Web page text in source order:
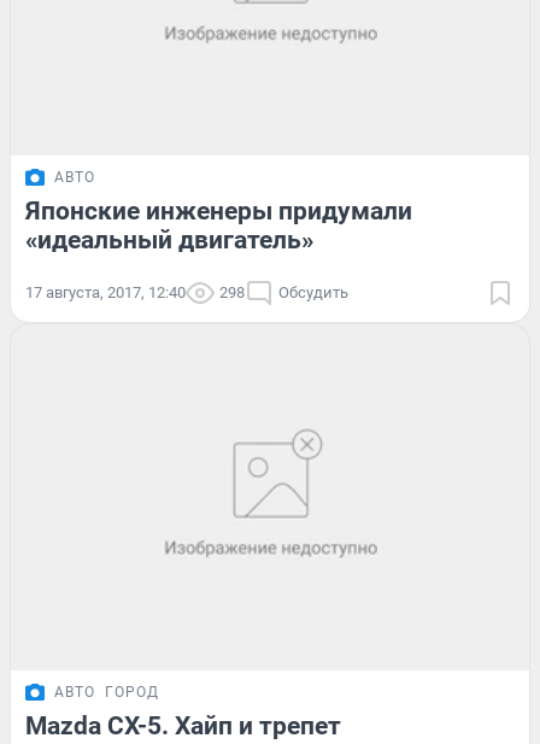
АВТО
Японские инженеры придумали
«идеальный двигатель»
17 августа, 2017, 12:40 298 Обсудить
АВТО ГОРОД
Mazda CX-5. Хайп и трепет